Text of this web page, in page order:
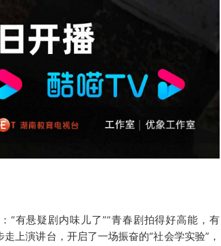
“有悬疑剧内味儿了”“青春剧拍得好高能，有
上演讲台，开启了一场振奋的“社会学实验”，